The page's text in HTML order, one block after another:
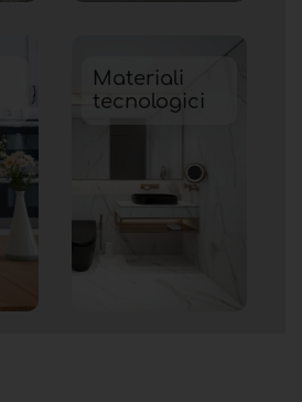
Materiali
tecnologici